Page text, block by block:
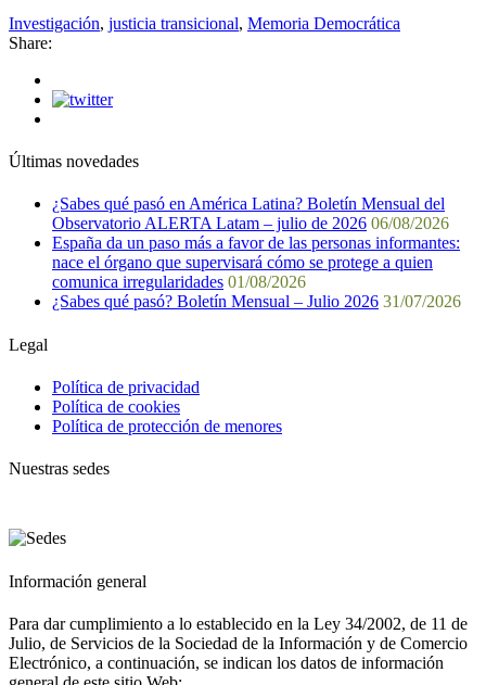
Investigación, justicia transicional, Memoria Democrática
Share:
Últimas novedades
¿Sabes qué pasó en América Latina? Boletín Mensual del
Observatorio ALERTA Latam – julio de 2026 06/08/2026
España da un paso más a favor de las personas informantes:
nace el órgano que supervisará cómo se protege a quien
comunica irregularidades 01/08/2026
¿Sabes qué pasó? Boletín Mensual – Julio 2026 31/07/2026
Legal
Política de privacidad
Política de cookies
Política de protección de menores
Nuestras sedes
Información general
Para dar cumplimiento a lo establecido en la Ley 34/2002, de 11 de
Julio, de Servicios de la Sociedad de la Información y de Comercio
Electrónico, a continuación, se indican los datos de información